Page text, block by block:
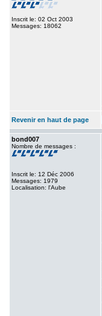
Inscrit le: 02 Oct 2003
Messages: 18062
Revenir en haut de page
bond007
Nombre de messages :
Inscrit le: 12 Déc 2006
Messages: 1979
Localisation: l'Aube